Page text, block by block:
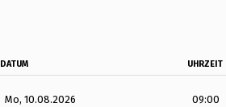
DATUM UHRZEIT
Mo, 10.08.2026 09:00